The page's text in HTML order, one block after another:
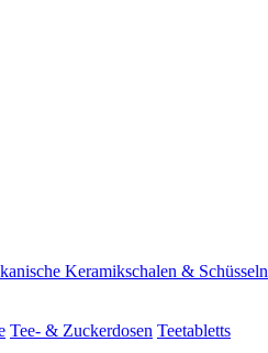
Keramikschalen & Schüsseln
Tee- & Zuckerdosen Teetabletts